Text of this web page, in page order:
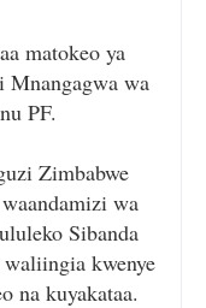
matokeo ya
Mnangagwa wa
PF.
Zimbabwe
wa
Sibanda
kwenye
na kuyakataa.